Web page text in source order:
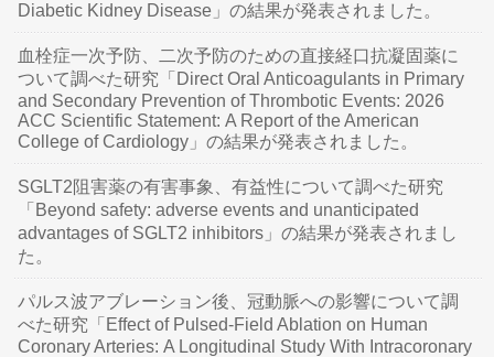
Diabetic Kidney Disease」の結果が発表されました。
血栓症一次予防、二次予防のための直接経口抗凝固薬に
ついて調べた研究「Direct Oral Anticoagulants in Primary
and Secondary Prevention of Thrombotic Events: 2026
ACC Scientific Statement: A Report of the American
College of Cardiology」の結果が発表されました。
SGLT2阻害薬の有害事象、有益性について調べた研究
「Beyond safety: adverse events and unanticipated
advantages of SGLT2 inhibitors」の結果が発表されまし
た。
パルス波アブレーション後、冠動脈への影響について調
べた研究「Effect of Pulsed-Field Ablation on Human
Coronary Arteries: A Longitudinal Study With Intracoronary